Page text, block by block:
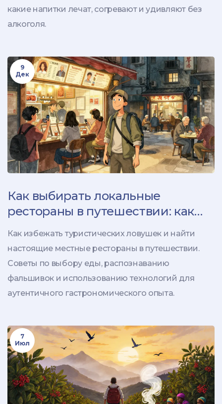
какие напитки лечат, согревают и удивляют без
алкоголя.
9
Дек
Как выбирать локальные
рестораны в путешествии: как
избежать туристических
Как избежать туристических ловушек и найти
настоящие местные рестораны в путешествии.
Советы по выбору еды, распознаванию
фальшивок и использованию технологий для
аутентичного гастрономического опыта.
7
Июл